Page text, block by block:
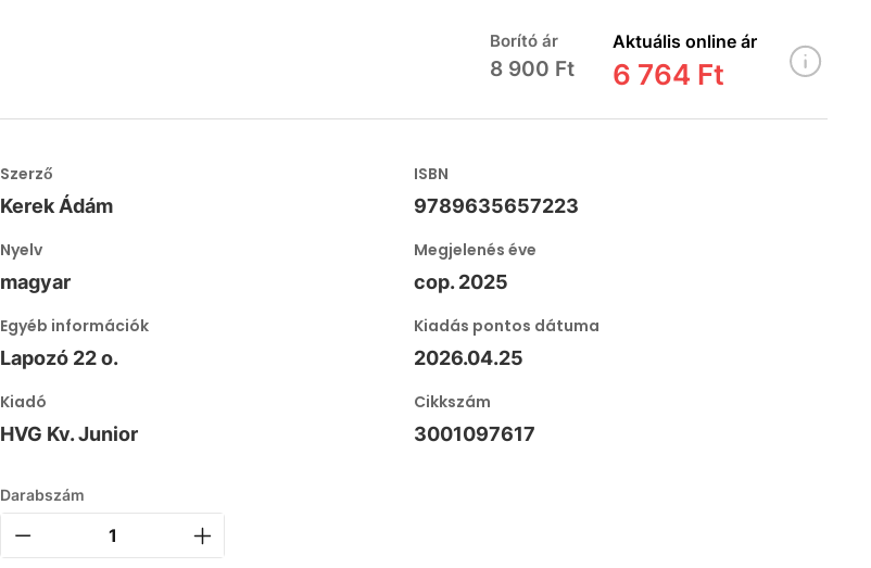
Borító ár
8 900 Ft
Aktuális online ár
6 764 Ft
Szerző
Kerek Ádám
ISBN
9789635657223
Nyelv
magyar
Megjelenés éve
cop. 2025
Egyéb információk
Lapozó 22 o.
Kiadás pontos dátuma
2026.04.25
Kiadó
HVG Kv. Junior
Cikkszám
3001097617
Darabszám